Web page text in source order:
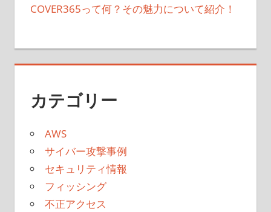
COVER365って何？その魅力について紹介！
カテゴリー
AWS
サイバー攻撃事例
セキュリティ情報
フィッシング
不正アクセス